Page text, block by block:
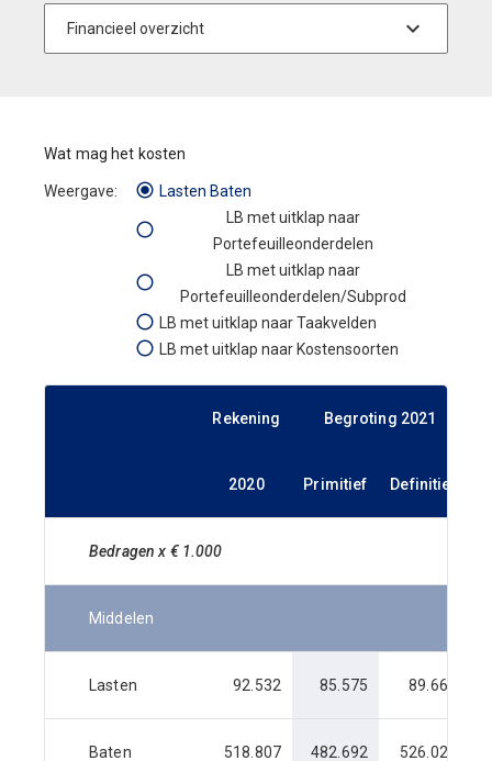
Wat mag het kosten
Lasten Baten
LB met uitklap naar
Portefeuilleonderdelen
LB met uitklap naar
Portefeuilleonderdelen/Subprod
LB met uitklap naar Taakvelden
LB met uitklap naar Kostensoorten
Rekening Begroting 2021
2020 Primitief Definitief
Bedragen x € 1.000
Middelen
Lasten 92.532 85.575 89.669
Baten 518.807 482.692 526.029